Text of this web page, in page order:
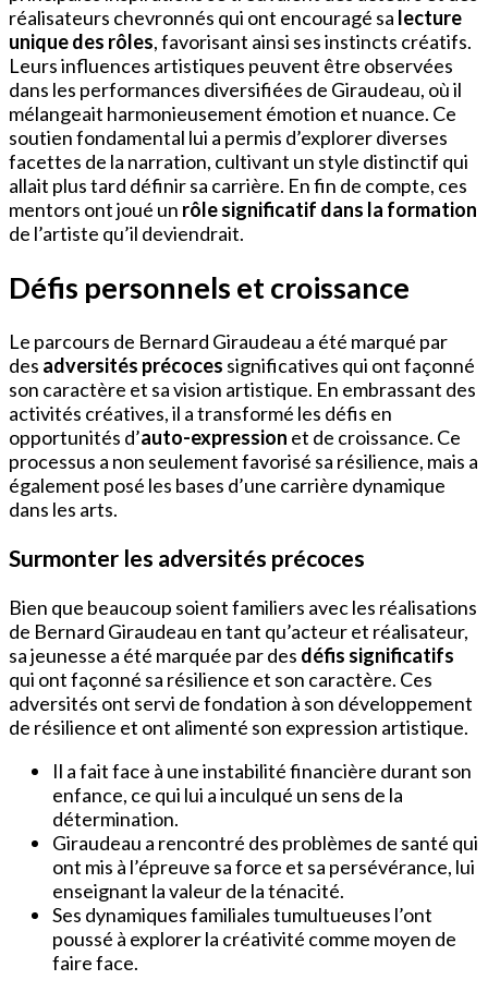
réalisateurs chevronnés qui ont encouragé sa lecture
unique des rôles, favorisant ainsi ses instincts créatifs.
Leurs influences artistiques peuvent être observées
dans les performances diversifiées de Giraudeau, où il
mélangeait harmonieusement émotion et nuance. Ce
soutien fondamental lui a permis d’explorer diverses
facettes de la narration, cultivant un style distinctif qui
allait plus tard définir sa carrière. En fin de compte, ces
mentors ont joué un rôle significatif dans la formation
de l’artiste qu’il deviendrait.
Défis personnels et croissance
Le parcours de Bernard Giraudeau a été marqué par
des adversités précoces significatives qui ont façonné
son caractère et sa vision artistique. En embrassant des
activités créatives, il a transformé les défis en
opportunités d’auto-expression et de croissance. Ce
processus a non seulement favorisé sa résilience, mais a
également posé les bases d’une carrière dynamique
dans les arts.
Surmonter les adversités précoces
Bien que beaucoup soient familiers avec les réalisations
de Bernard Giraudeau en tant qu’acteur et réalisateur,
sa jeunesse a été marquée par des défis significatifs
qui ont façonné sa résilience et son caractère. Ces
adversités ont servi de fondation à son développement
de résilience et ont alimenté son expression artistique.
Il a fait face à une instabilité financière durant son
enfance, ce qui lui a inculqué un sens de la
détermination.
Giraudeau a rencontré des problèmes de santé qui
ont mis à l’épreuve sa force et sa persévérance, lui
enseignant la valeur de la ténacité.
Ses dynamiques familiales tumultueuses l’ont
poussé à explorer la créativité comme moyen de
faire face.